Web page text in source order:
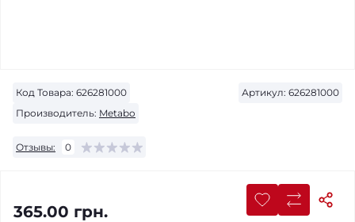
Код Товара: 626281000 Артикул: 626281000
Производитель: Metabo
Отзывы: 0
365.00 грн.